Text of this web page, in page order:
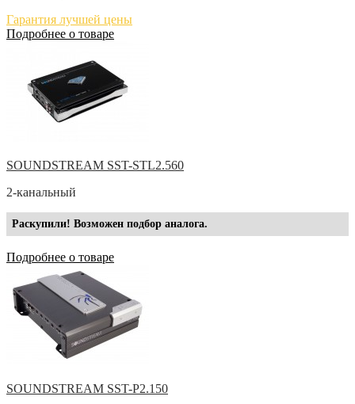
Гарантия лучшей цены
Подробнее о товаре
SOUNDSTREAM SST-STL2.560
2-канальный
Раскупили! Возможен подбор аналога.
Подробнее о товаре
SOUNDSTREAM SST-P2.150